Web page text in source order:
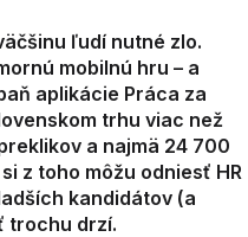
ľudí nutné zlo.
mobilnú hru – a
aplikácie Práca za
trhu viac než
a najmä 24 700
z toho môžu odniesť HR
kandidátov (a
trochu drzí.